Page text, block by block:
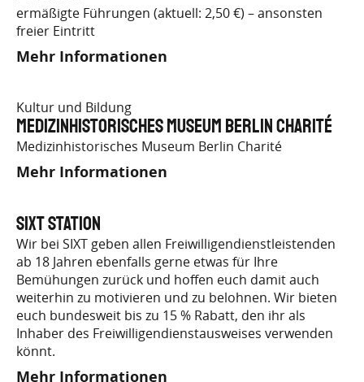
ermäßigte Führungen (aktuell: 2,50 €) – ansonsten
freier Eintritt
Mehr Informationen
Kultur und Bildung
Medizinhistorisches Museum Berlin Charité
Medizinhistorisches Museum Berlin Charité
Mehr Informationen
SIXT Station
Wir bei SIXT geben allen Freiwilligendienstleistenden
ab 18 Jahren ebenfalls gerne etwas für Ihre
Bemühungen zurück und hoffen euch damit auch
weiterhin zu motivieren und zu belohnen. Wir bieten
euch bundesweit bis zu 15 % Rabatt, den ihr als
Inhaber des Freiwilligendienstausweises verwenden
könnt.
Mehr Informationen